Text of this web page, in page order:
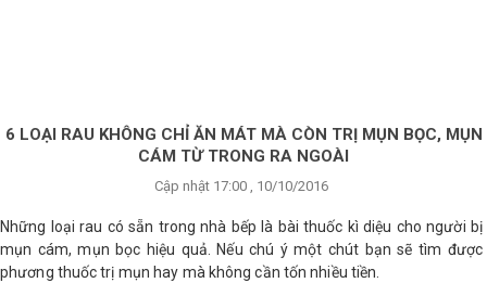
6 LOẠI RAU KHÔNG CHỈ ĂN MÁT MÀ CÒN TRỊ MỤN BỌC, MỤN
CÁM TỪ TRONG RA NGOÀI
Cập nhật 17:00 , 10/10/2016
Những loại rau có sẵn trong nhà bếp là bài thuốc kì diệu cho người bị
mụn cám, mụn bọc hiệu quả. Nếu chú ý một chút bạn sẽ tìm được
phương thuốc trị mụn hay mà không cần tốn nhiều tiền.